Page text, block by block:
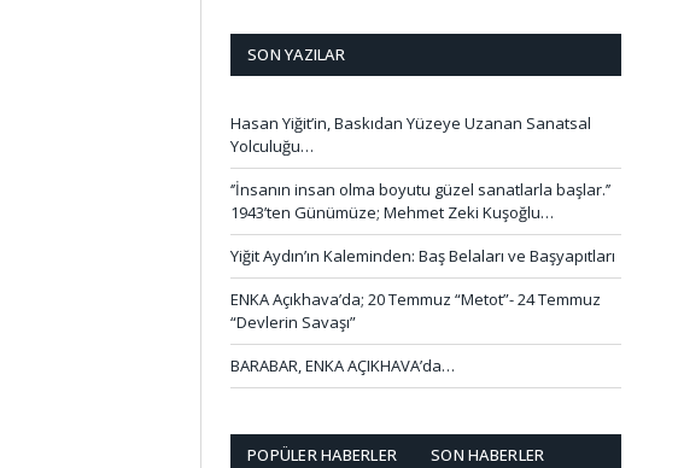
SON YAZILAR
Hasan Yiğit’in, Baskıdan Yüzeye Uzanan Sanatsal
Yolculuğu…
‘’İnsanın insan olma boyutu güzel sanatlarla başlar.’’
1943’ten Günümüze; Mehmet Zeki Kuşoğlu…
Yiğit Aydın’ın Kaleminden: Baş Belaları ve Başyapıtları
ENKA Açıkhava’da; 20 Temmuz “Metot”- 24 Temmuz
“Devlerin Savaşı”
BARABAR, ENKA AÇIKHAVA’da…
POPÜLER HABERLER SON HABERLER